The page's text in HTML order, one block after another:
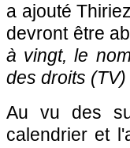
a ajouté
devront être
à vingt, le
des droits
Au vu des
calendrier et